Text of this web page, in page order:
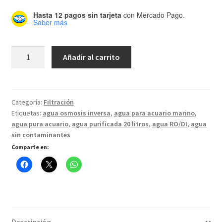
Hasta 12 pagos sin tarjetacon Mercado Pago.
Saber más
de
20L
cantidad
Añadir al carrito
Categoría: Filtración
Etiquetas: agua osmosis inversa, agua para acuario marino,
agua pura acuario, agua purificada 20 litros, agua RO/DI, agua
sin contaminantes
Comparte en: